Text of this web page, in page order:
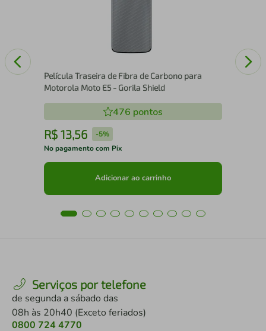
Película Traseira de Fibra de Carbono para
Motorola Moto E5 - Gorila Shield
476 pontos
R$ 13,56 -5%
No pagamento com Pix
Adicionar ao carrinho
Serviços por telefone
de segunda a sábado das
08h às 20h40 (Exceto feriados)
0800 724 4770